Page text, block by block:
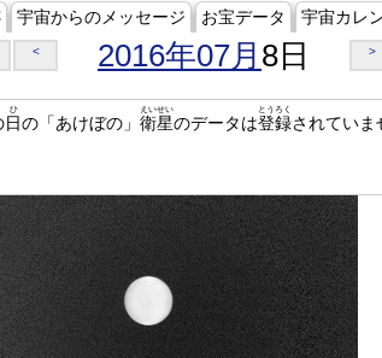
宇宙からのメッセージ お宝データ 宇宙カレ
< 2016年07月 8日 >
日
ひ
の「あけぼの」 衛星
えいせい
のデータは登録
とうろく
されていま